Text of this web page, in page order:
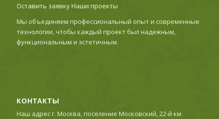
Оставить заявкуНаши проекты
Мы объединяем профессиональный опыт и современные
технологии, чтобы каждый проект был надежным,
функциональным и эстетичным.
КОНТАКТЫ
Наш адрес г. Москва, поселение Московский, 22-й км